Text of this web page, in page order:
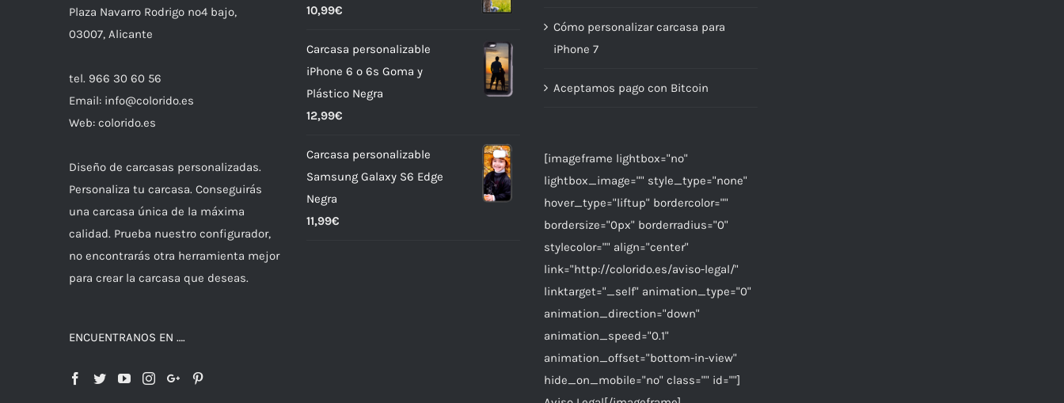
Plaza Navarro Rodrigo nº4 bajo,
03007, Alicante
tel. 966 30 60 56
Email: info@colorido.es
Web: colorido.es
Diseño de carcasas personalizadas.
Personaliza tu carcasa. Conseguirás
una carcasa única de la máxima
calidad. Prueba nuestro configurador,
no encontrarás otra herramienta mejor
para crear la carcasa que deseas.
ENCUENTRANOS EN ….
10,99€
Carcasa personalizable
iPhone 6 o 6s Goma y
Plástico Negra
12,99€
Carcasa personalizable
Samsung Galaxy S6 Edge
Negra
11,99€
Cómo personalizar carcasa para
iPhone 7
Aceptamos pago con Bitcoin
[imageframe lightbox="no"
lightbox_image="" style_type="none"
hover_type="liftup" bordercolor=""
bordersize="0px" borderradius="0"
stylecolor="" align="center"
link="http://colorido.es/aviso-legal/"
linktarget="_self" animation_type="0"
animation_direction="down"
animation_speed="0.1"
animation_offset="bottom-in-view"
hide_on_mobile="no" class="" id=""]